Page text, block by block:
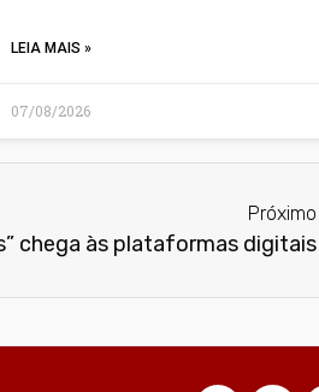
LEIA MAIS »
07/08/2026
Próximo
chega às plataformas digitais